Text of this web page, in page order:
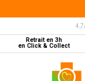
Retrait en 3h
en Click & Collect